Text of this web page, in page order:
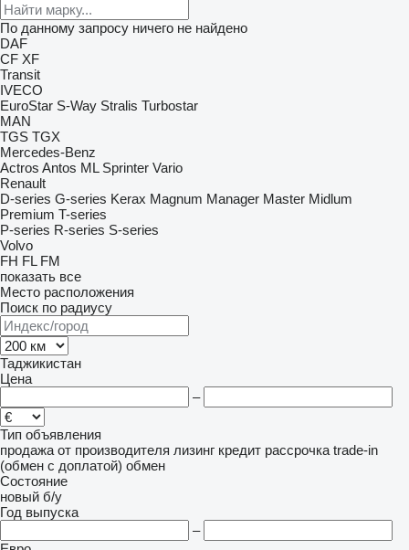
По данному запросу ничего не найдено
DAF
CF XF
Transit
IVECO
EuroStar S-Way Stralis Turbostar
MAN
TGS TGX
Mercedes-Benz
Actros Antos ML Sprinter Vario
Renault
D-series G-series Kerax Magnum Manager Master Midlum
Premium T-series
P-series R-series S-series
Volvo
FH FL FM
показать все
Место расположения
Поиск по радиусу
Таджикистан
Цена
–
Тип объявления
продажа от производителя лизинг кредит рассрочка trade-in
(обмен с доплатой) обмен
Состояние
новый б/у
Год выпуска
–